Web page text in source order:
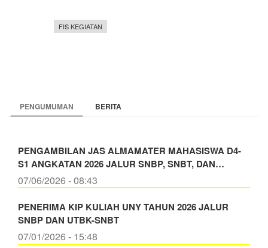
FIS KEGIATAN
PENGUMUMAN BERITA
PENGAMBILAN JAS ALMAMATER MAHASISWA D4-
S1 ANGKATAN 2026 JALUR SNBP, SNBT, DAN…
07/06/2026 - 08:43
PENERIMA KIP KULIAH UNY TAHUN 2026 JALUR
SNBP DAN UTBK-SNBT
07/01/2026 - 15:48